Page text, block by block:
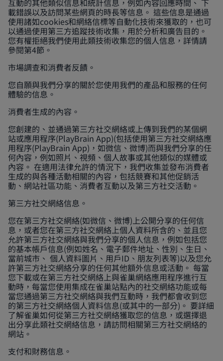
互動的其他類似信息和統計信息，例如內容回應時間、 下
載錯誤以及訪問某些網頁的時長等信息。 這些信息是通過
使用諸如cookies和網絡信標等自動化技術來獲取的，也可
以通過使用第三方追蹤技術收集，用於分析和廣告目的。
您有權拒絕我們使用此類技術收集您的個人信息，詳情請
參閱第4節。
市場調查和消費者反饋。
您自願與我們分享的關於您使用我們的產品和服務的任何
體驗的信息。
消費者生成的內容。
您創建的、並通過第三方社交網絡或上傳到我們的某個網
站或應用程序(PlayBrain App)(包括使用第三方社交網絡應
用程序(PlayBrain App)，如微信、微博)而與我們分享的任
何內容，例如照片、視頻、個人故事或其他類似的媒體或
內容。 在適用法律允許的情況下，我們收集並發布消費者
生成的與各種活動相關的內容，包括競賽和其他促銷活
動、網站社區功能、消費者互動以及第三方社交活動。
第三方社交網絡信息。
您在第三方社交網絡(如微信、微博)上公開分享的任何信
息，或者您在第三方社交網絡上個人資料所含的、並且您
允許第三方社交網絡與我們分享的個人信息，例如包括您
的基本帳戶信息(例如姓名、電子郵件地址、性別、生日、
當前城市、 個人資料圖片、用戶ID、朋友列表等)以及您允
許第三方社交網絡分享的任何其他額外信息或活動。 每當
您下載或在第三方社交網絡上與雀巢網絡應用程序進行互
動時，每當您使用集成在雀巢站點內的社交網絡功能或每
當您通過第三方社交網絡與我們互動時，我們都會收到您
的第三方社交網絡個人資料信息(或其中的一部分)。 要詳細
了解雀巢如何從第三方社交網絡獲取您的信息，或選擇退
出分享此類社交網絡信息，請訪問相關第三方社交網絡的
網站。
支付和財務信息。